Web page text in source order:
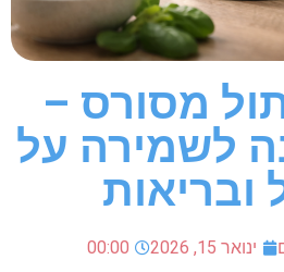
מסורס –
לשמירה על
ינואר 15, 2026 00:00